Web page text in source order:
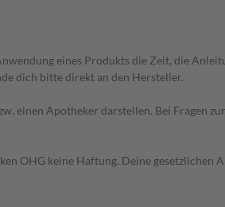
eines Produkts die Zeit, die
dich bitte direkt an den Hersteller.
einen Apotheker darstellen. Bei Fragen
OHG keine Haftung. Deine gesetzlichen